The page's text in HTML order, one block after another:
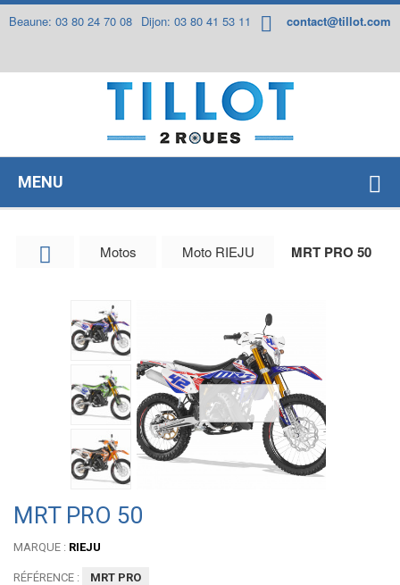
Beaune: 03 80 24 70 08 Dijon: 03 80 41 53 11 contact@tillot.com
MENU
Motos Moto RIEJU MRT PRO 50
MRT PRO 50
MARQUE : RIEJU
RÉFÉRENCE : MRT PRO
Panneau de gestion des cookies